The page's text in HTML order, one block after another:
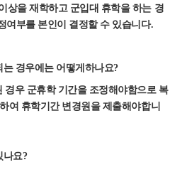
상을 재학하고 군입대 휴학을 하는 경
여부를 본인이 결정할 수 있습니다.
경우에는 어떻게하나요?
경우 군휴학 기간을 조정해야함으로 복
여 휴학기간 변경원을 제출해야합니
나요?